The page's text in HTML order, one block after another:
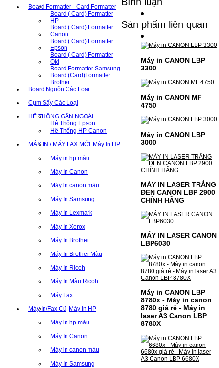
Board Formatter - Card Formatter
Board ( Card) Formatter
HP
Board ( Card) Formatter
Canon
Board ( Card) Formatter
Epson
Board ( Card) Formatter
Oki
Board Formatter Samsung
Board (Card)Formatter
Brother
Board Nguồn Các Loại
Cụm Sấy Các Loại
HỆ THỐNG GẮN NGOÀI
Hệ Thống Epson
Hệ Thống HP-Canon
MÁY IN / MÁY FAX MỚI Máy In HP
Máy in hp màu
Máy In Canon
Máy in canon màu
Máy In Samsung
Máy In Lexmark
Máy In Xerox
Máy In Brother
Máy In Brother Màu
Máy In Ricoh
Máy In Màu Ricoh
Máy Fax
Máy In/Fax Cũ Máy In HP
Máy in hp màu
Máy In Canon
Máy in canon màu
Máy In Samsung
Sản phẩm liên quan
Máy in CANON LBP
3300
Máy in CANON MF
4750
Máy in CANON LBP
3000
MÁY IN LASER TRẮNG
ĐEN CANON LBP 2900
CHÍNH HÃNG
MÁY IN LASER CANON
LBP6030
Máy in CANON LBP
8780x - Máy in canon
8780 giá rẻ - Máy in
laser A3 Canon LBP
8780X